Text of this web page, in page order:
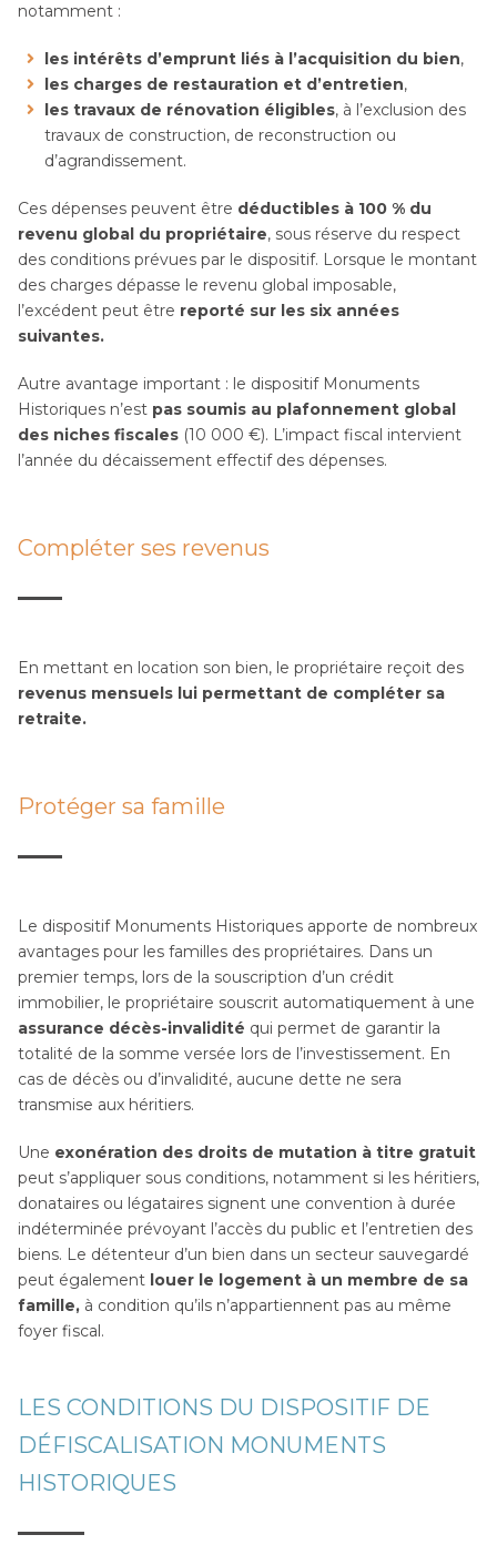
notamment :
les intérêts d’emprunt liés à l’acquisition du bien,
les charges de restauration et d’entretien,
les travaux de rénovation éligibles, à l’exclusion des
travaux de construction, de reconstruction ou
d’agrandissement.
Ces dépenses peuvent être déductibles à 100 % du
revenu global du propriétaire, sous réserve du respect
des conditions prévues par le dispositif. Lorsque le montant
des charges dépasse le revenu global imposable,
l’excédent peut être reporté sur les six années
suivantes.
Autre avantage important : le dispositif Monuments
Historiques n’est pas soumis au plafonnement global
des niches fiscales (10 000 €). L’impact fiscal intervient
l’année du décaissement effectif des dépenses.
Compléter ses revenus
En mettant en location son bien, le propriétaire reçoit des
revenus mensuels lui permettant de compléter sa
retraite.
Protéger sa famille
Le dispositif Monuments Historiques apporte de nombreux
avantages pour les familles des propriétaires. Dans un
premier temps, lors de la souscription d’un crédit
immobilier, le propriétaire souscrit automatiquement à une
assurance décès-invalidité qui permet de garantir la
totalité de la somme versée lors de l’investissement. En
cas de décès ou d’invalidité, aucune dette ne sera
transmise aux héritiers.
Une exonération des droits de mutation à titre gratuit
peut s’appliquer sous conditions, notamment si les héritiers,
donataires ou légataires signent une convention à durée
indéterminée prévoyant l’accès du public et l’entretien des
biens. Le détenteur d’un bien dans un secteur sauvegardé
peut également louer le logement à un membre de sa
famille, à condition qu’ils n’appartiennent pas au même
foyer fiscal.
LES CONDITIONS DU DISPOSITIF DE
DÉFISCALISATION MONUMENTS
HISTORIQUES